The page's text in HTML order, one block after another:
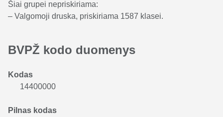
Šiai grupei nepriskiriama:
– Valgomoji druska, priskiriama 1587 klasei.
BVPŽ kodo duomenys
Kodas
14400000
Pilnas kodas